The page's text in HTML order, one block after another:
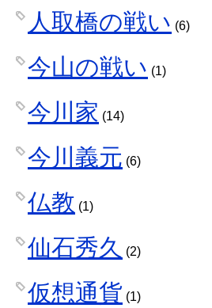
人取橋の戦い (6)
今山の戦い (1)
今川家 (14)
今川義元 (6)
仏教 (1)
仙石秀久 (2)
仮想通貨 (1)